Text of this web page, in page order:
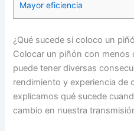
Mayor eficiencia
¿Qué sucede si coloco un
Colocar un piñón con menos
puede tener diversas
rendimiento y experiencia de
explicamos qué sucede
cambio en nuestra